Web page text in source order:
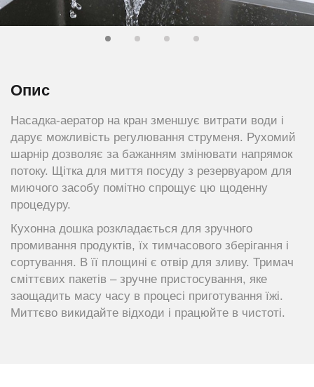
Опис
Насадка-аератор на кран зменшує витрати води і
дарує можливість регулювання струменя. Рухомий
шарнір дозволяє за бажанням змінювати напрямок
потоку. Щітка для миття посуду з резервуаром для
миючого засобу помітно спрощує цю щоденну
процедуру.
Кухонна дошка розкладається для зручного
промивання продуктів, їх тимчасового зберігання і
сортування. В її площині є отвір для зливу. Тримач
сміттєвих пакетів – зручне пристосування, яке
заощадить масу часу в процесі приготування їжі.
Миттєво викидайте відходи і працюйте в чистоті.